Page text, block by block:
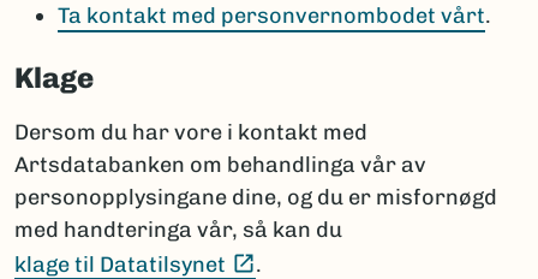
Ta kontakt med personvernombodet vårt.
Klage
Dersom du har vore i kontakt med
Artsdatabanken om behandlinga vår av
personopplysingane dine, og du er misfornøgd
med handteringa vår, så kan du
klage til Datatilsynet
.